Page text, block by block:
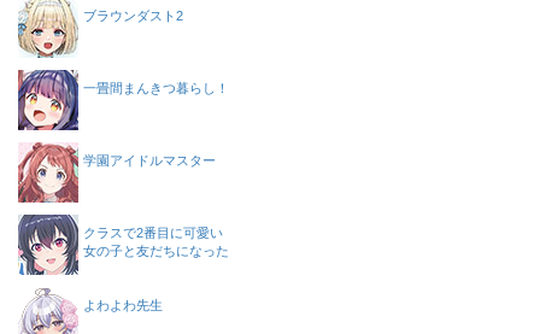
ブラウンダスト2
一畳間まんきつ暮らし！
学園アイドルマスター
クラスで2番目に可愛い
女の子と友だちになった
よわよわ先生